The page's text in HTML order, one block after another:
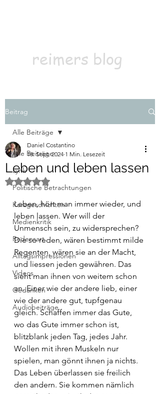
reimers blog
Beitrag
Alle Beiträge
Lyrik
Politische Betrachtungen
Kurzgeschichten
Medienkritik
Redensart
Alltagsimpressionen
Videos
Gedanken
Audiobeiträge
Alle Beiträge
Leben und leben lassen
Daniel Costantino
18. Sept. 2024 1 Min. Lesezeit
Mit NaN von 5 Sternen bewertet.
Leben, hört man immer wieder, und
leben lassen. Wer will der
Unmensch sein, zu widersprechen?
Die so reden, wären bestimmt milde
Regenten, wären sie an der Macht,
und liessen jeden gewähren. Das
sieht man ihnen von weitem schon
an. Einer wie der andere lieb, einer
wie der andere gut, tupfgenau
gleich. Schaffen immer das Gute,
wo das Gute immer schon ist,
blitzblank jeden Tag, jedes Jahr.
Wollen mit ihren Muskeln nur
spielen, man gönnt ihnen ja nichts.
Das Leben überlassen sie freilich
den andern. Sie kommen nämlich